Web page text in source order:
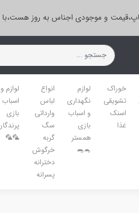
و موجودی اجناس به روز هست،با
خوراک
تشویقی
اسنک
غذا
لوازم
نگهداری
و اسباب
بازی
همستر
🐁🐀
انواع
لباس
وارداتی
سگ
گربه
خرگوش
دخترانه
پسرانه
لوازم و
اسباب
بازی
🦜🦜